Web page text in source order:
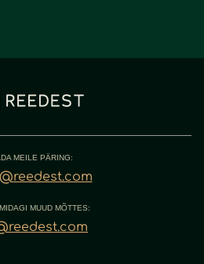
MEILE PÄRING:
MUUD MÕTTES: